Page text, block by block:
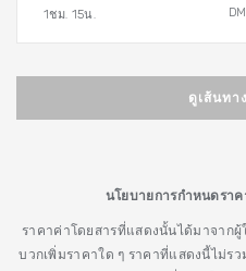
1ชม. 15น.
ดูเส้นทา
นโยบายการกำหนดราค
ราคาค่าโดยสารที่แสดงนั้นได้มาจากผู้
บวกเพิ่มราคาใด ๆ ราคาที่แสดงนี้ไม่ร